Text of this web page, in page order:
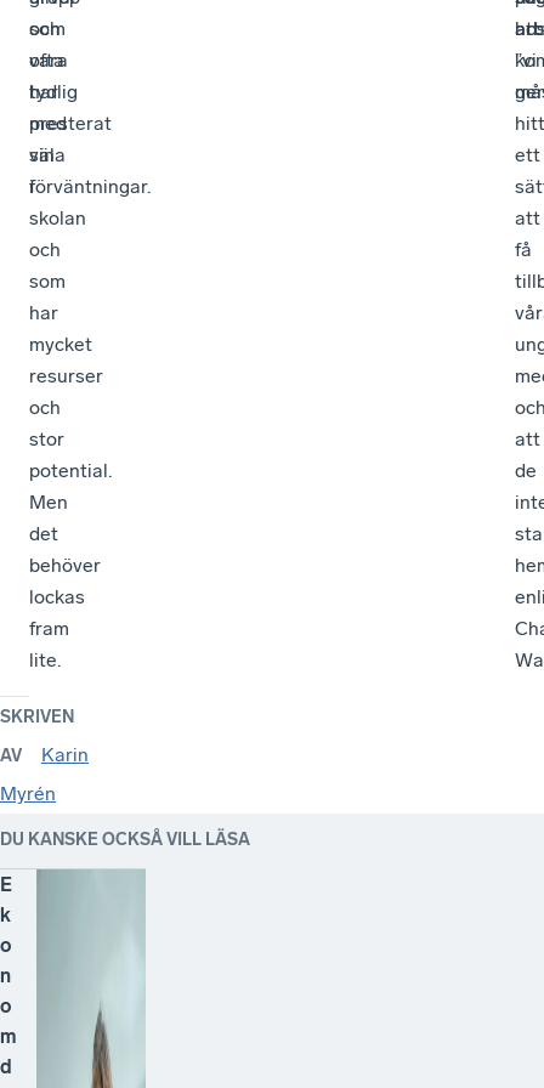
och
vara
tydlig
med
sina
förväntningar.
som
ofta
har
presterat
väl
i
skolan
och
som
har
mycket
resurser
och
stor
potential.
Men
det
behöver
lockas
fram
lite.
att
”vi
ett
att
få
att
de
SKRIVEN
AV
Karin
Myrén
DU KANSKE OCKSÅ VILL LÄSA
E
k
o
n
o
m
d